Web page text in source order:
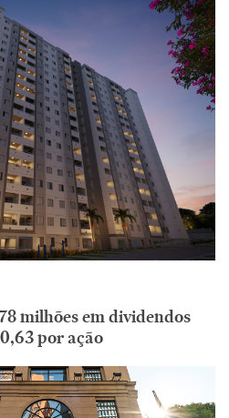
milhões em dividendos
por ação